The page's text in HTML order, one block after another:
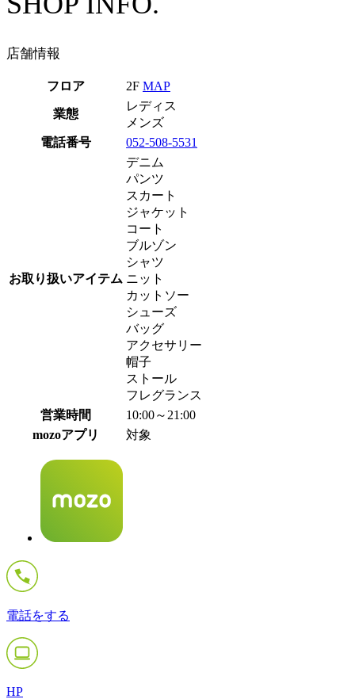
店舗情報
フロア 2F MAP
業態
レディス
メンズ
電話番号
052-508-5531
お取り扱いアイテム
デニム
パンツ
スカート
ジャケット
コート
ブルゾン
シャツ
ニット
カットソー
シューズ
バッグ
アクセサリー
帽子
ストール
フレグランス
営業時間
10:00～21:00
mozoアプリ
対象
電話をする
HP